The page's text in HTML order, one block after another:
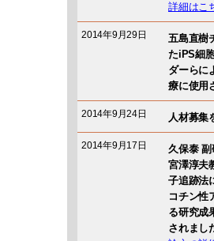
詳細はこ
2014年9月29日
五島直樹
たiPS細
ダーらに
療に使用
2014年9月24日 人材募集
2014年9月17日
久保泰
宮澤淳夫
子追跡法
コチン性
る研究成
されまし